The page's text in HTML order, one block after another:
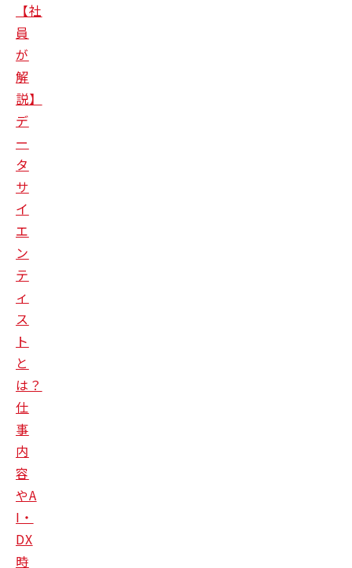
【社
員
が
解
説】
デ
ー
タ
サ
イ
エ
ン
テ
ィ
ス
ト
と
は？
仕
事
内
容
やA
I・
DX
時